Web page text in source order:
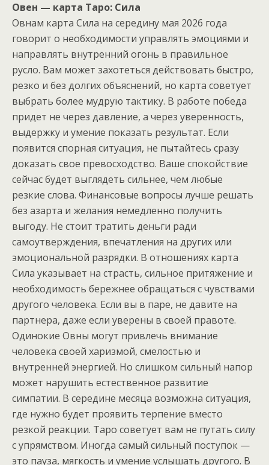
Овен — карта Таро: Сила
Овнам карта Сила на середину мая 2026 года
говорит о необходимости управлять эмоциями и
направлять внутренний огонь в правильное
русло. Вам может захотеться действовать быстро,
резко и без долгих объяснений, но карта советует
выбрать более мудрую тактику. В работе победа
придет не через давление, а через уверенность,
выдержку и умение показать результат. Если
появится спорная ситуация, не пытайтесь сразу
доказать свое превосходство. Ваше спокойствие
сейчас будет выглядеть сильнее, чем любые
резкие слова. Финансовые вопросы лучше решать
без азарта и желания немедленно получить
выгоду. Не стоит тратить деньги ради
самоутверждения, впечатления на других или
эмоциональной разрядки. В отношениях карта
Сила указывает на страсть, сильное притяжение и
необходимость бережнее обращаться с чувствами
другого человека. Если вы в паре, не давите на
партнера, даже если уверены в своей правоте.
Одинокие Овны могут привлечь внимание
человека своей харизмой, смелостью и
внутренней энергией. Но слишком сильный напор
может нарушить естественное развитие
симпатии. В середине месяца возможна ситуация,
где нужно будет проявить терпение вместо
резкой реакции. Таро советует вам не путать силу
с упрямством. Иногда самый сильный поступок —
это пауза, мягкость и умение услышать другого. В